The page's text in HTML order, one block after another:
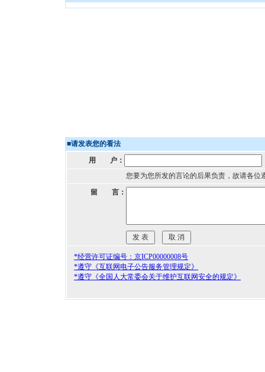
■请发表您的看法
用 户：
您要为您所发的言论的后果负责，故请各位
留 言：
*经营许可证编号：京ICP00000008号
*遵守《互联网电子公告服务管理规定》
*遵守《全国人大常委会关于维护互联网安全的规定》